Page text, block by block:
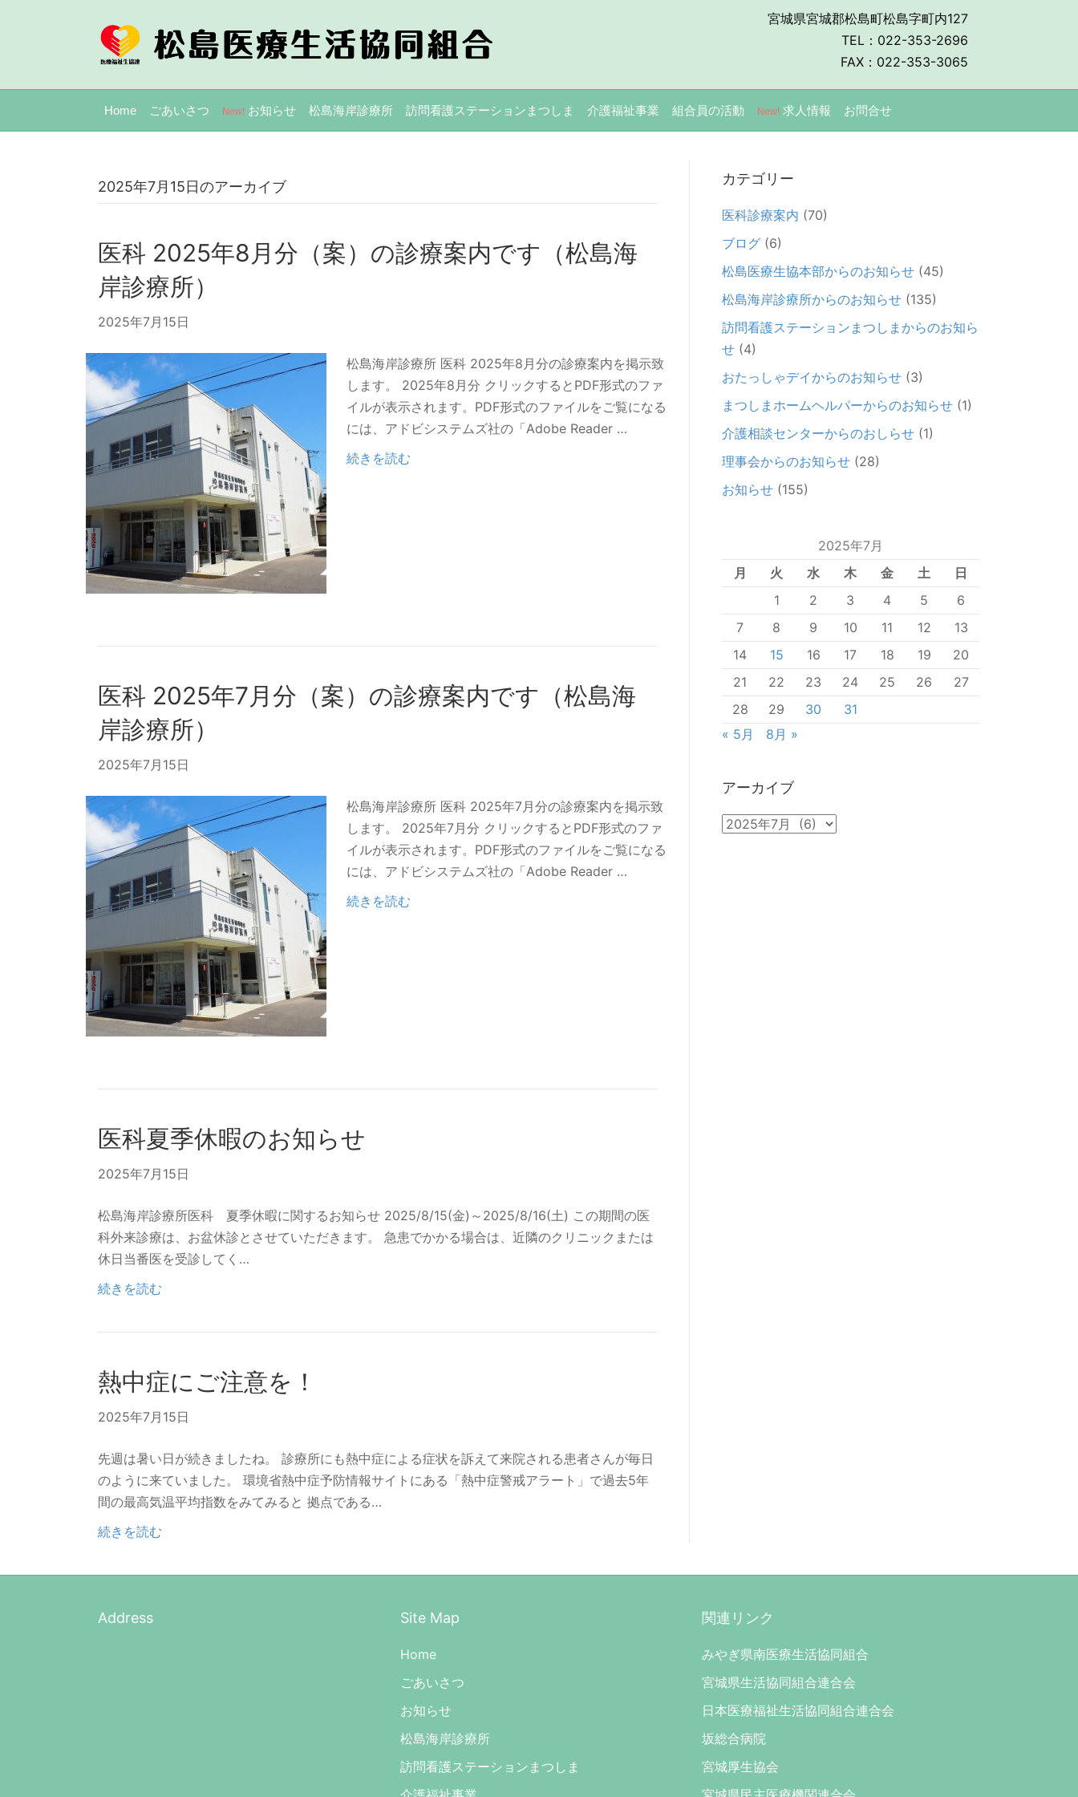
宮城県宮城郡松島町松島字町内127
TEL：022-353-2696
FAX：022-353-3065
Home ごあいさつ New! お知らせ 松島海岸診療所 訪問看護ステーションまつしま 介護福祉事業 組合員の活動 New! 求人情報 お問合せ
2025年7月15日のアーカイブ
医科 2025年8月分（案）の診療案内です（松島海
岸診療所）
2025年7月15日
松島海岸診療所 医科 2025年8月分の診療案内を掲示致
します。 2025年8月分 クリックするとPDF形式のファ
イルが表示されます。PDF形式のファイルをご覧になる
には、アドビシステムズ社の「Adobe Reader …
続きを読む
医科 2025年7月分（案）の診療案内です（松島海
岸診療所）
2025年7月15日
松島海岸診療所 医科 2025年7月分の診療案内を掲示致
します。 2025年7月分 クリックするとPDF形式のファ
イルが表示されます。PDF形式のファイルをご覧になる
には、アドビシステムズ社の「Adobe Reader …
続きを読む
医科夏季休暇のお知らせ
2025年7月15日
松島海岸診療所医科 夏季休暇に関するお知らせ 2025/8/15(金)～2025/8/16(土) この期間の医
科外来診療は、お盆休診とさせていただきます。 急患でかかる場合は、近隣のクリニックまたは
休日当番医を受診してく…
続きを読む
熱中症にご注意を！
2025年7月15日
先週は暑い日が続きましたね。 診療所にも熱中症による症状を訴えて来院される患者さんが毎日
のように来ていました。 環境省熱中症予防情報サイトにある「熱中症警戒アラート」で過去5年
間の最高気温平均指数をみてみると 拠点である…
続きを読む
カテゴリー
医科診療案内 (70)
ブログ (6)
松島医療生協本部からのお知らせ (45)
松島海岸診療所からのお知らせ (135)
訪問看護ステーションまつしまからのお知ら
せ (4)
おたっしゃデイからのお知らせ (3)
まつしまホームヘルパーからのお知らせ (1)
介護相談センターからのおしらせ (1)
理事会からのお知らせ (28)
お知らせ (155)
2025年7月
月
火 水 木 金 土
日
1
2 3 4 5
6
7
8 9 10 11 12
13
14
15 16 17 18 19
20
21
22 23 24 25 26
27
28
29 30
31
« 5月
8月 »
アーカイブ
ア
Address Site Map
Home
ごあいさつ
お知らせ
松島海岸診療所
訪問看護ステーションまつしま
関連リンク
みやぎ県南医療生活協同組合
宮城県生活協同組合連合会
日本医療福祉生活協同組合連合会
坂総合病院
宮城厚生協会